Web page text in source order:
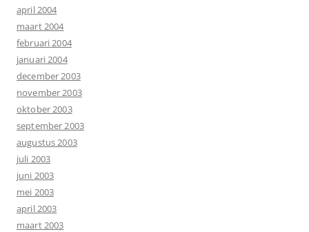
april 2004
maart 2004
februari 2004
januari 2004
december 2003
november 2003
oktober 2003
september 2003
augustus 2003
juli 2003
juni 2003
mei 2003
april 2003
maart 2003